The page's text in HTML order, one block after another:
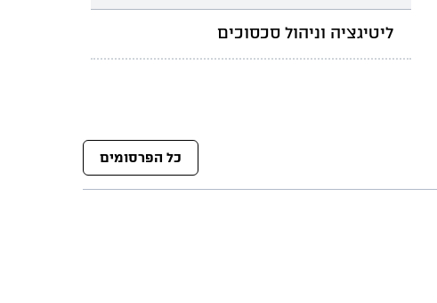
ליטיגציה וניהול סכסוכים
כל הפרסומים